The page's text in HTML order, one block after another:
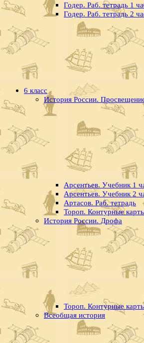
Годер. Раб. тетрадь 1
Годер. Раб. тетрадь 2
6 класс
История России.
Арсентьев. Учебник 1
Арсентьев. Учебник 2
Артасов. Раб. тетрадь
Тороп. Контурные
История России. Дрофа
Тороп. Контурные
Всеобщая история